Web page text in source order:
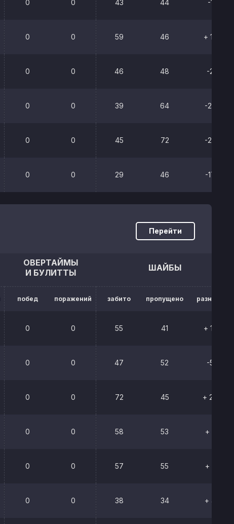
0 0 43 44 -1
0 0 59 46 + 13
0 0 46 48 -2
0 0 39 64 -25
0 0 45 72 -27
0 0 29 46 -17
Перейти
ОВЕРТАЙМЫ
И БУЛИТТЫ
побед поражений
ШАЙБЫ
забито пропущено разница
0 0 55 41 + 14
0 0 47 52 -5
0 0 72 45 + 27
0 0 58 53 + 5
0 0 57 55 + 2
0 0 38 34 + 4